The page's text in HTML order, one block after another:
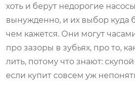
хоть и берут недорогие
вынужденно, и их выбор куда
чем кажется. Они могут
про зазоры в зубьях, про то,
лить, потому что знают:
если купит совсем уж